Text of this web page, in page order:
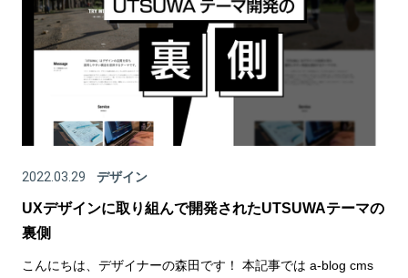
2022.03.29 デザイン
UXデザインに取り組んで開発されたUTSUWAテーマの
裏側
こんにちは、デザイナーの森田です！ 本記事では a-blog cms